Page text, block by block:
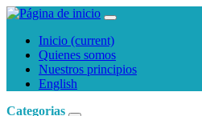
Inicio (current)
Quienes somos
Nuestros principios
English
Categorias